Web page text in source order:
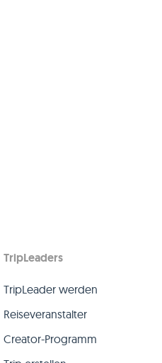
TripLeaders
TripLeader werden
Reiseveranstalter
Creator-Programm